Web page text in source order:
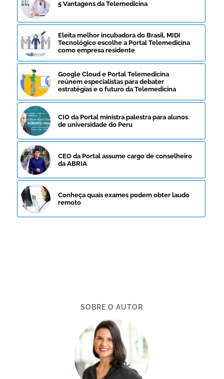
5 Vantagens da Telemedicina
Eleita melhor incubadora do Brasil, MIDI
Tecnológico escolhe a Portal Telemedicina
como empresa residente
Google Cloud e Portal Telemedicina
reúnem especialistas para debater
estratégias e o futuro da Telemedicina
CIO da Portal ministra palestra para alunos
de universidade do Peru
CEO da Portal assume cargo de conselheiro
da ABRIA
Conheça quais exames podem obter laudo
remoto
SOBRE O AUTOR